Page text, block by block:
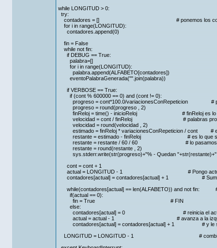
while LONGITUD > 0:
try:
contadores = [] # ponemos los
for i in range(LONGITUD):
contadores.append(0)
fin = False
while not fin:
if DEBUG == True:
palabra=[] # Creas una
for i in range(LONGITUD):
palabra.append(ALFABETO[contadores]) #
eventoPalabraGenerada("".join(palabra)) #
if VERBOSE == True:
if (cont % 600000 == 0) and (cont != 0):
progreso = cont*100.0/variacionesConRepeticion #
progreso = round(progreso , 2)
finReloj = time() - inicioReloj # finReloj es lo que
velocidad = cont / finReloj # palabras
velocidad = round(velocidad , 2)
estimado = finReloj * variacionesConRepeticion / cont # es
restante = estimado - finReloj # es lo que se
restante = restante / 60 / 60 # lo pasamos a
restante = round(restante , 2)
sys.stderr.write(str(progreso)+"% - Quedan "+str(restante)+"
cont = cont + 1
actual = LONGITUD - 1 # Pongo actual a la
contadores[actual] = contadores[actual] + 1 # Sumo
while(contadores[actual] == len(ALFABETO)) and not fin: #
if(actual == 0):
fin = True # FIN
else:
contadores[actual] = 0 # reinicia el actual
actual = actual - 1 # avanza a la
contadores[actual] = contadores[actual] + 1 # y le
LONGITUD = LONGITUD - 1 #